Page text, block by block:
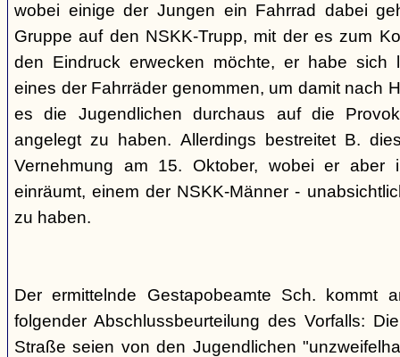
wobei einige der Jungen ein Fahrrad dabei
Gruppe auf den NSKK-Trupp, mit der es zum
den Eindruck erwecken möchte, er habe sich
eines der Fahrräder genommen, um damit nach
es die Jugendlichen durchaus auf die
angelegt zu haben. Allerdings bestreitet B.
Vernehmung am 15. Oktober, wobei er aber
einräumt, einem der NSKK-Männer -
zu haben.
Der ermittelnde Gestapobeamte Sch. kommt
folgender Abschlussbeurteilung des Vorfalls:
Straße seien von den Jugendlichen